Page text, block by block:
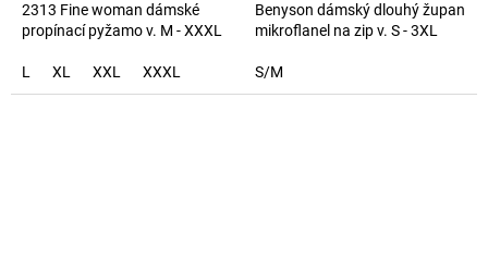
2313 Fine woman dámské
propínací pyžamo v. M - XXXL
L XL XXL XXXL
Benyson dámský dlouhý župan
mikroflanel na zip v. S - 3XL
S/M